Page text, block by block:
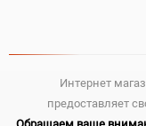
Интернет
предоставляет